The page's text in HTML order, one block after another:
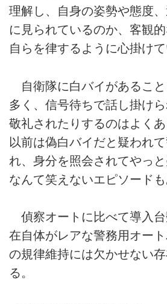
理解し、自身の姿勢や態度
に見られているのか、客観的
自らを律するように心掛けて
自衛隊に白バイがあること
多く、信号待ちで話し掛け
敬礼されたりするのはよくあ
以前は偽白バイだと疑われ
れ、身分を照会されてやっと
なんて笑えないエピソードも
偵察オートに比べて導入
在自体がレアな警務用オー
の規律維持には欠かせない
る。